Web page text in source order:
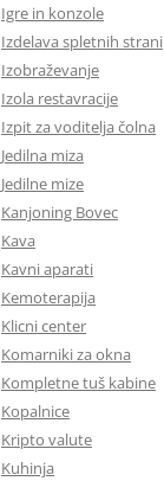
Igre in konzole
Izdelava spletnih strani
Izobraževanje
Izola restavracije
Izpit za voditelja čolna
Jedilna miza
Jedilne mize
Kanjoning Bovec
Kava
Kavni aparati
Kemoterapija
Klicni center
Komarniki za okna
Kompletne tuš kabine
Kopalnice
Kripto valute
Kuhinja